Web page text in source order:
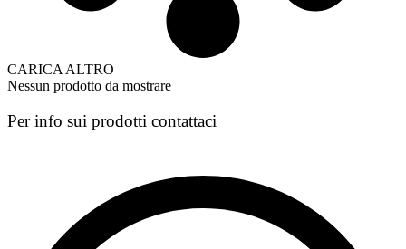
CARICA ALTRO
Nessun prodotto da mostrare
Per info sui prodotti contattaci